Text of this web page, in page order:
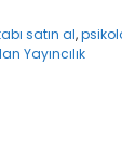
satın al,
Yayıncılık